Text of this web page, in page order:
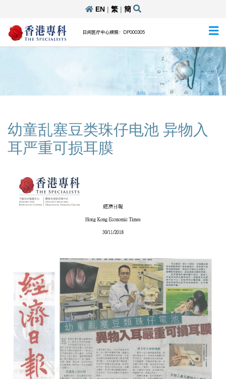
EN| 繁| 簡
日间医疗中心牌照：DP000305
幼童乱塞豆类珠仔电池 异物入
耳严重可损耳膜